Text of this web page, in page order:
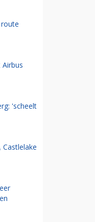
'scheelt